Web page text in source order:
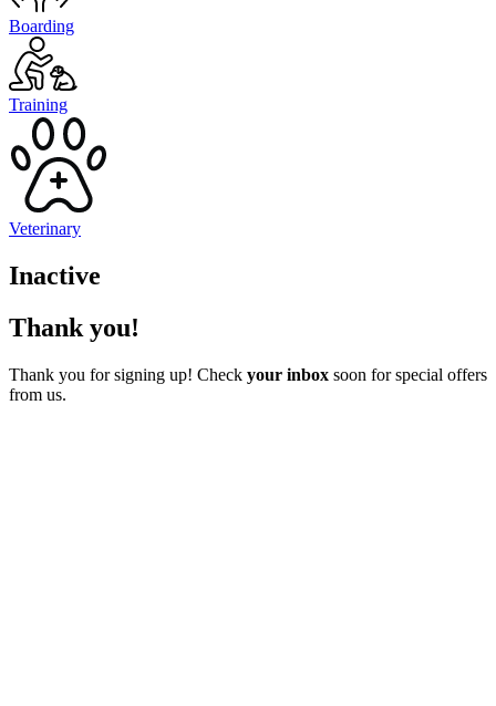
Boarding
Training
Veterinary
Inactive
Thank you!
Thank you for signing up! Check your inbox soon for special offers
from us.